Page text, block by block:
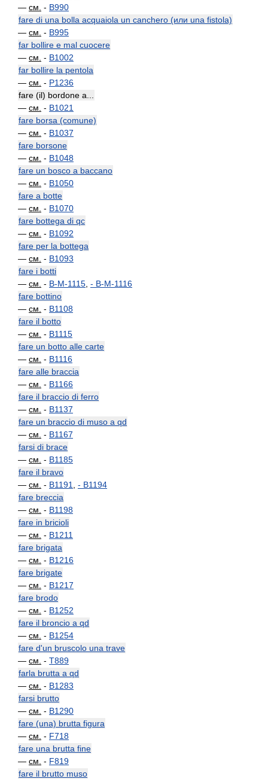
— см. - B990
fare di una bolla acquaiola un canchero (или una fistola)
— см. - B995
far bollire e mal cuocere
— см. - B1002
far bollire la pentola
— см. - P1236
fare (il) bordone a...
— см. - B1021
fare borsa (comune)
— см. - B1037
fare borsone
— см. - B1048
fare un bosco a baccano
— см. - B1050
fare a botte
— см. - B1070
fare bottega di qc
— см. - B1092
fare per la bottega
— см. - B1093
fare i botti
— см. - B-M-1115 - B-M-1116
fare bottino
— см. - B1108
fare il botto
— см. - B1115
fare un botto alle carte
— см. - B1116
fare alle braccia
— см. - B1166
fare il braccio di ferro
— см. - B1137
fare un braccio di muso a qd
— см. - B1167
farsi di brace
— см. - B1185
fare il bravo
— см. - B1191 - B1194
fare breccia
— см. - B1198
fare in bricioli
— см. - B1211
fare brigata
— см. - B1216
fare brigate
— см. - B1217
fare brodo
— см. - B1252
fare il broncio a qd
— см. - B1254
fare d'un bruscolo una trave
— см. - T889
farla brutta a qd
— см. - B1283
farsi brutto
— см. - B1290
fare (una) brutta figura
— см. - F718
fare una brutta fine
— см. - F819
fare il brutto muso